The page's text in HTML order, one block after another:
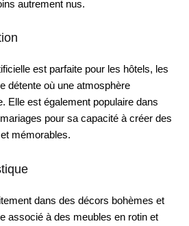
autrement nus.
est parfaite pour les hôtels, les
détente où une atmosphère
Elle est également populaire dans
pour sa capacité à créer des
mémorables.
dans des décors bohèmes et
associé à des meubles en rotin et